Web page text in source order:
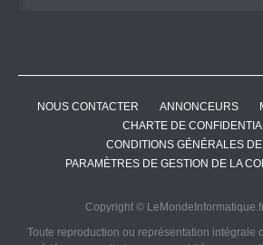
NOUS CONTACTER ANNONCEURS
CHARTE DE
CONDITIONS GÉNÉRALES
PARAMÈTRES DE GESTION DE LA
Copyright ©
Toute reproduction ou représentation intégrale